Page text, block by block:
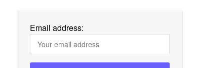
Email address: